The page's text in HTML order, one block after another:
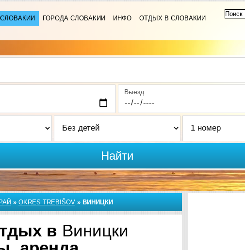
ГОРОДА СЛОВАКИИ ИНФО
ОТДЫХ В СЛОВАКИИ
Выезд
Найти
» OKRES TREBIŠOV » ВИНИЦКИ
в Виницки